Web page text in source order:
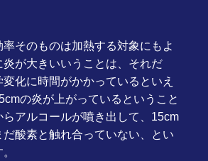
そのものは加熱する対象にもよ
炎が大きいいうことは、それだ
化に時間がかかっているといえ
の炎が上がっているということ
らアルコールが噴き出して、15cm
酸素と触れ合っていない、とい